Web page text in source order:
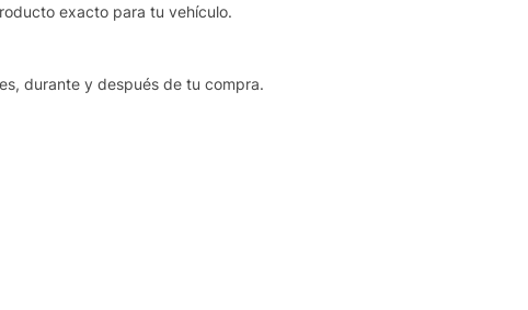
exacto para tu vehículo.
durante y después de tu compra.